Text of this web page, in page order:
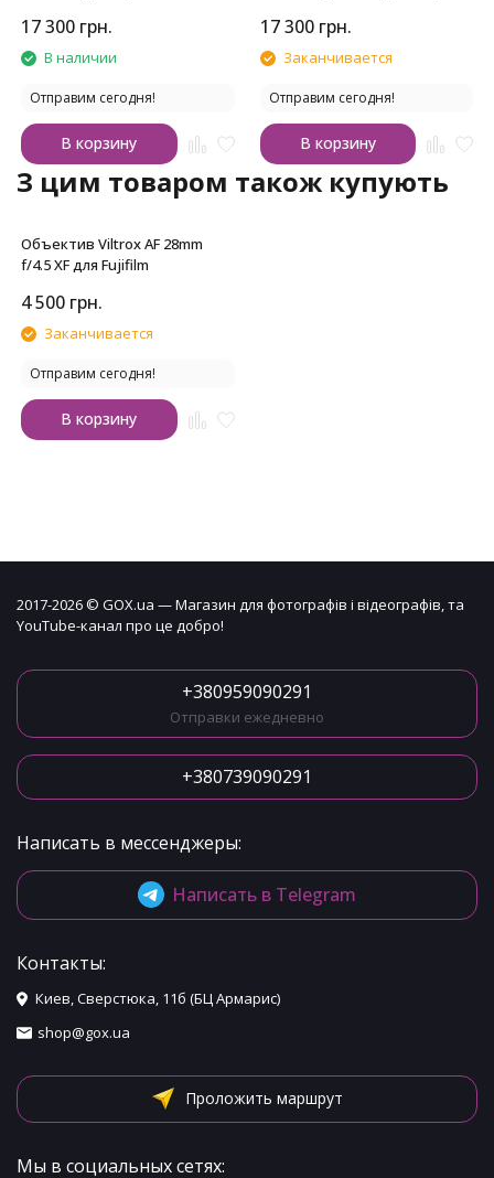
17 300 грн.
В наличии
Отправим сегодня!
В корзину
17 300 грн.
Заканчивается
Отправим сегодня!
В корзину
З цим товаром також купують
Объектив Viltrox AF 28mm
f/4.5 XF для Fujifilm
4 500 грн.
Заканчивается
Отправим сегодня!
В корзину
2017-2026 © GOX.ua — Магазин для фотографів і відеографів, та
YouTube-канал про це добро!
+380959090291
Отправки ежедневно
+380739090291
Написать в мессенджеры:
Написать в Telegram
Контакты:
Киев, Сверстюка, 11б (БЦ Армарис)
shop@gox.ua
Проложить маршрут
Мы в социальных сетях: